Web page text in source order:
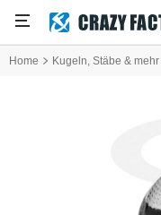
Home Kugeln, Stäbe & mehr